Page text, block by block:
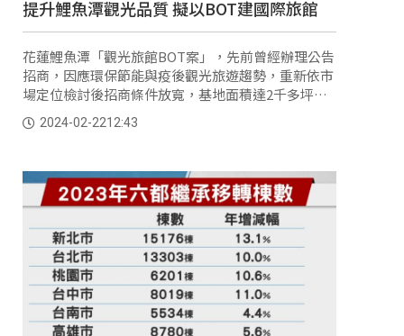
提升鯉魚潭觀光品質 擬以BOT建國際旅館
花蓮鯉魚潭「觀光旅館BOT案」，先前曾經辦理公告
招商，因應環保節能與疫後觀光旅遊趨勢，重新依市
場定位檢討後招商條件放寬，基地面積達2千多坪、
許可期間50年，營運權利金以定額每年50萬元以上與
比例權利金，希望能夠為花蓮鯉魚潭注入新的旅遊模
2024-02-2212:43